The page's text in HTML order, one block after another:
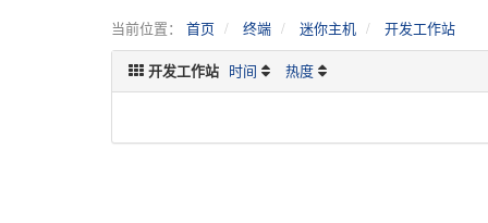
当前位置： 首页 终端 迷你主机 开发工作站
开发工作站 时间 热度